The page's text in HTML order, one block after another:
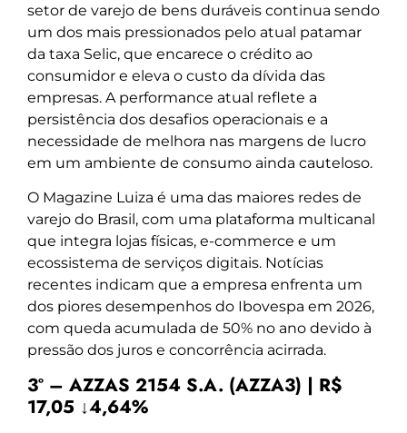
setor de varejo de bens duráveis continua sendo
um dos mais pressionados pelo atual patamar
da taxa Selic, que encarece o crédito ao
consumidor e eleva o custo da dívida das
empresas. A performance atual reflete a
persistência dos desafios operacionais e a
necessidade de melhora nas margens de lucro
em um ambiente de consumo ainda cauteloso.
O Magazine Luiza é uma das maiores redes de
varejo do Brasil, com uma plataforma multicanal
que integra lojas físicas, e-commerce e um
ecossistema de serviços digitais. Notícias
recentes indicam que a empresa enfrenta um
dos piores desempenhos do Ibovespa em 2026,
com queda acumulada de 50% no ano devido à
pressão dos juros e concorrência acirrada.
3º – AZZAS 2154 S.A. (AZZA3) | R$
17,05 ↓4,64%